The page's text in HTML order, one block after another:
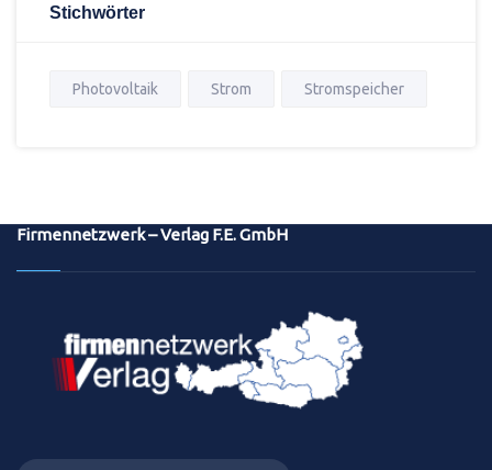
Stichwörter
Photovoltaik Strom Stromspeicher
Firmennetzwerk – Verlag F.E. GmbH